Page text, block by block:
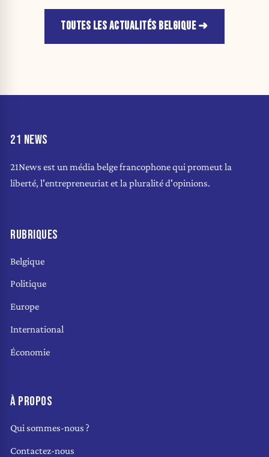
TOUTES LES ACTUALITÉS BELGIQUE
21 NEWS
21News est un média belge francophone qui promeut la
liberté, l'entrepreneuriat et la pluralité d'opinions.
RUBRIQUES
Belgique
Politique
Europe
International
Économie
À PROPOS
Qui sommes-nous ?
Contactez-nous